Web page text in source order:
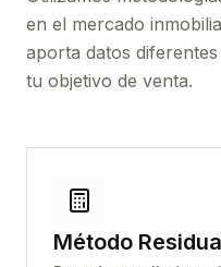
en el mercado
aporta datos
tu objetivo de venta.
Método